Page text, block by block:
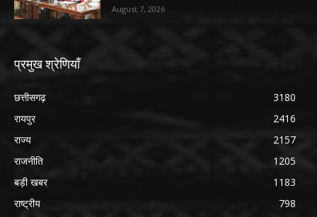
August 7, 2026
प्रमुख श्रेणियाँ
छत्तीसगढ़
3180
रायपुर
2416
राज्य
2157
राजनीति
1205
बड़ी खबर
1183
राष्ट्रीय
798